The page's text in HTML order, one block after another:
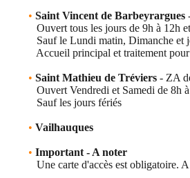
• Saint Vincent de Barbeyrargues-
Ouvert tous les jours de 9h à 12h
Sauf le Lundi matin, Dimanche et
Accueil principal et traitement
• Saint Mathieu de Tréviers- ZA
Ouvert Vendredi et Samedi de 8h
Sauf les jours fériés
• Vailhauques
• Important - A noter
Une carte d'accès est obligatoire.